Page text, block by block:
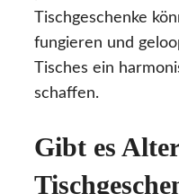
Tischgeschenke
fungieren und
Tisches ein
schaffen.
Gibt es